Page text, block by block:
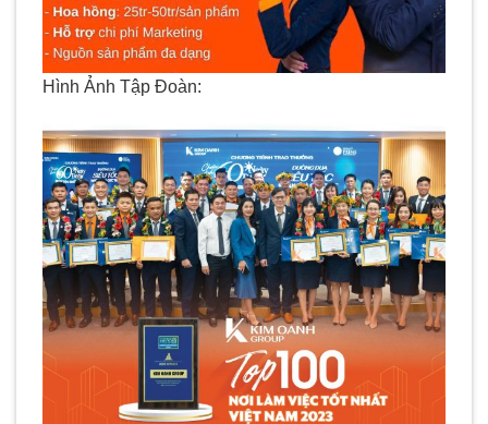
Hình Ảnh Tập Đoàn: